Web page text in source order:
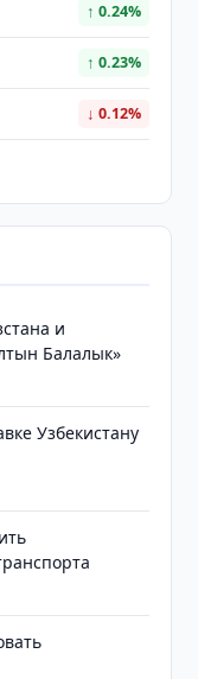
↑ 0.24%
↑ 0.23%
↓ 0.12%
и
Балалык»
Узбекистану